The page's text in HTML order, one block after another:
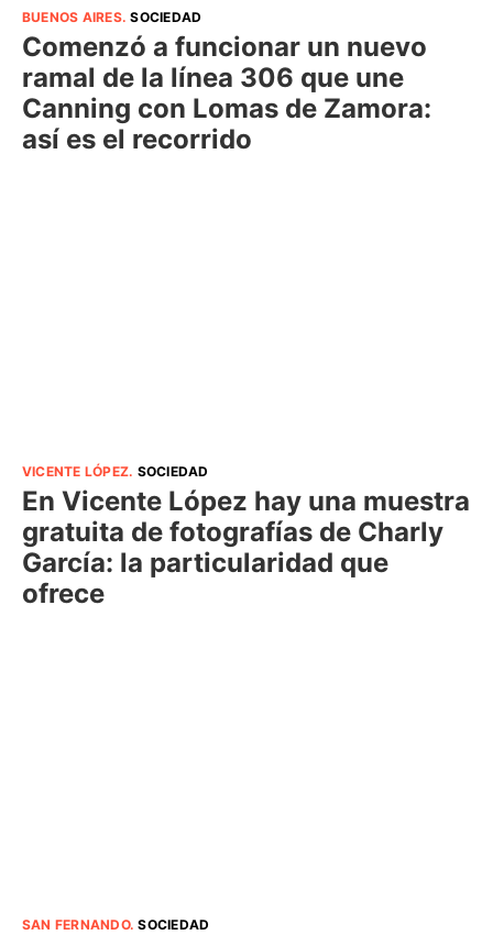
BUENOS AIRES.SOCIEDAD
Comenzó a funcionar un nuevo
ramal de la línea 306 que une
Canning con Lomas de Zamora:
así es el recorrido
VICENTE LÓPEZ. SOCIEDAD
En Vicente López hay una muestra
gratuita de fotografías de Charly
García: la particularidad que
ofrece
SAN FERNANDO.SOCIEDAD